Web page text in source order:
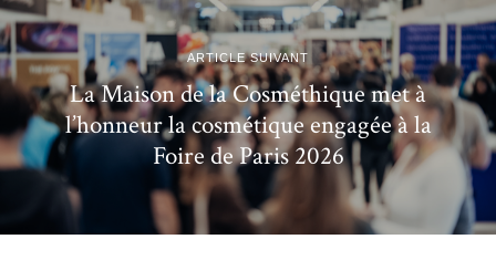
ARTICLE SUIVANT
La Maison de la Cosméthique met à
l’honneur la cosmétique engagée à la
Foire de Paris 2026